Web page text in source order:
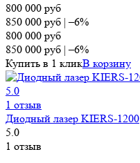
800 000 руб
850 000 руб |–6%
800 000 руб
850 000 руб |–6%
Купить в 1 кликВ корзину
5.0
1 отзыв
Диодный лазер KIERS-1200
5.0
1 отзыв